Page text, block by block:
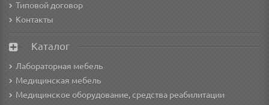
Типовой договор
Контакты
Каталог
Лабораторная мебель
Медицинская мебель
Медицинское оборудование, средства реабилитации